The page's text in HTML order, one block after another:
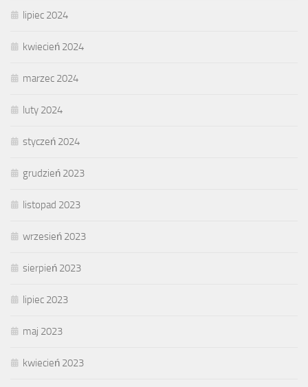
lipiec 2024
kwiecień 2024
marzec 2024
luty 2024
styczeń 2024
grudzień 2023
listopad 2023
wrzesień 2023
sierpień 2023
lipiec 2023
maj 2023
kwiecień 2023